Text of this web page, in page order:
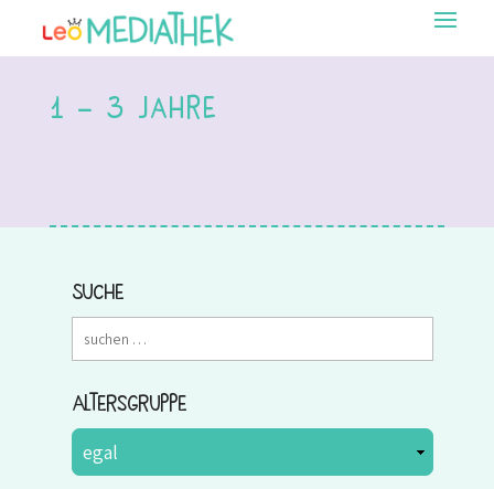
1 – 3 Jahre
Suche
Altersgruppe